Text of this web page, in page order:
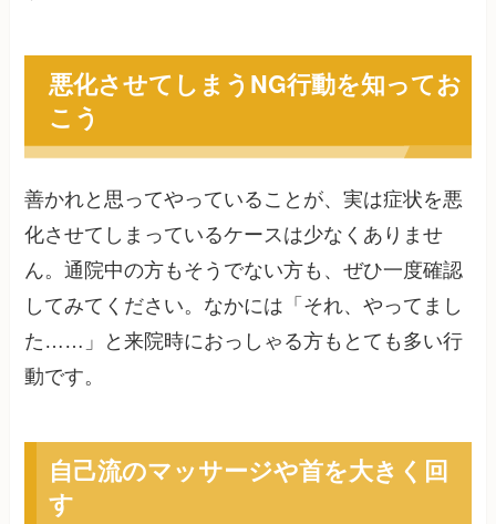
悪化させてしまうNG行動を知ってお
こう
善かれと思ってやっていることが、実は症状を悪
化させてしまっているケースは少なくありませ
ん。通院中の方もそうでない方も、ぜひ一度確認
してみてください。なかには「それ、やってまし
た……」と来院時におっしゃる方もとても多い行
動です。
自己流のマッサージや首を大きく回
す